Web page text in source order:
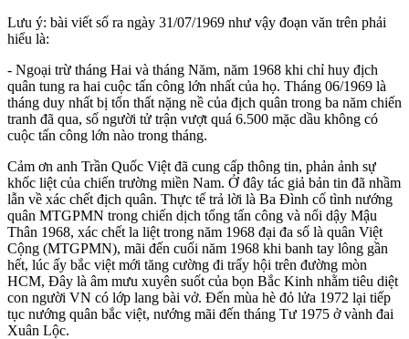
Lưu ý: bài viết số ra ngày 31/07/1969 như vậy đoạn văn trên phải
hiểu là:
- Ngoại trừ tháng Hai và tháng Năm, năm 1968 khi chỉ huy địch
quân tung ra hai cuộc tấn công lớn nhất của họ. Tháng 06/1969 là
tháng duy nhất bị tổn thất nặng nề của địch quân trong ba năm chiến
tranh đã qua, số người tử trận vượt quá 6.500 mặc dầu không có
cuộc tấn công lớn nào trong tháng.
Cảm ơn anh Trần Quốc Việt đã cung cấp thông tin, phản ảnh sự
khốc liệt của chiến trường miền Nam. Ở đây tác giả bản tin đã nhầm
lẫn về xác chết địch quân. Thực tế trả lời là Ba Đình cố tình nướng
quân MTGPMN trong chiến dịch tổng tấn công và nổi dậy Mậu
Thân 1968, xác chết la liệt trong năm 1968 đại đa số là quân Việt
Cộng (MTGPMN), mãi đến cuối năm 1968 khi banh tay lông gần
hết, lúc ấy bắc việt mới tăng cường đi trẩy hội trên đường mòn
HCM, Đây là âm mưu xuyên suốt của bọn Bắc Kinh nhằm tiêu diệt
con người VN có lớp lang bài vở. Đến mùa hè đỏ lửa 1972 lại tiếp
tục nướng quân bắc việt, nướng mãi đến tháng Tư 1975 ở vành đai
Xuân Lộc.